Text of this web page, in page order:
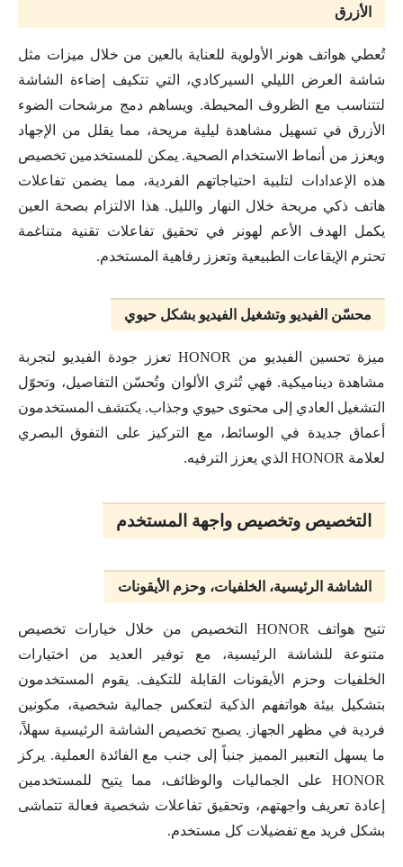
الأزرق
تُعطي هواتف هونر الأولوية للعناية بالعين من خلال ميزات مثل
شاشة العرض الليلي السيركادي، التي تتكيف إضاءة الشاشة
لتتناسب مع الظروف المحيطة. ويساهم دمج مرشحات الضوء
الأزرق في تسهيل مشاهدة ليلية مريحة، مما يقلل من الإجهاد
ويعزز من أنماط الاستخدام الصحية. يمكن للمستخدمين تخصيص
هذه الإعدادات لتلبية احتياجاتهم الفردية، مما يضمن تفاعلات
هاتف ذكي مريحة خلال النهار والليل. هذا الالتزام بصحة العين
يكمل الهدف الأعم لهونر في تحقيق تفاعلات تقنية متناغمة
تحترم الإيقاعات الطبيعية وتعزز رفاهية المستخدم.
محسّن الفيديو وتشغيل الفيديو بشكل حيوي
ميزة تحسين الفيديو من HONOR تعزز جودة الفيديو لتجربة
مشاهدة ديناميكية. فهي تُثري الألوان وتُحسّن التفاصيل، وتحوّل
التشغيل العادي إلى محتوى حيوي وجذاب. يكتشف المستخدمون
أعماق جديدة في الوسائط، مع التركيز على التفوق البصري
لعلامة HONOR الذي يعزز الترفيه.
التخصيص وتخصيص واجهة المستخدم
الشاشة الرئيسية، الخلفيات، وحزم الأيقونات
تتيح هواتف HONOR التخصيص من خلال خيارات تخصيص
متنوعة للشاشة الرئيسية، مع توفير العديد من اختيارات
الخلفيات وحزم الأيقونات القابلة للتكيف. يقوم المستخدمون
بتشكيل بيئة هواتفهم الذكية لتعكس جمالية شخصية، مكونين
فردية في مظهر الجهاز. يصبح تخصيص الشاشة الرئيسية سهلاً،
ما يسهل التعبير المميز جنباً إلى جنب مع الفائدة العملية. يركز
HONOR على الجماليات والوظائف، مما يتيح للمستخدمين
إعادة تعريف واجهتهم، وتحقيق تفاعلات شخصية فعالة تتماشى
بشكل فريد مع تفضيلات كل مستخدم.